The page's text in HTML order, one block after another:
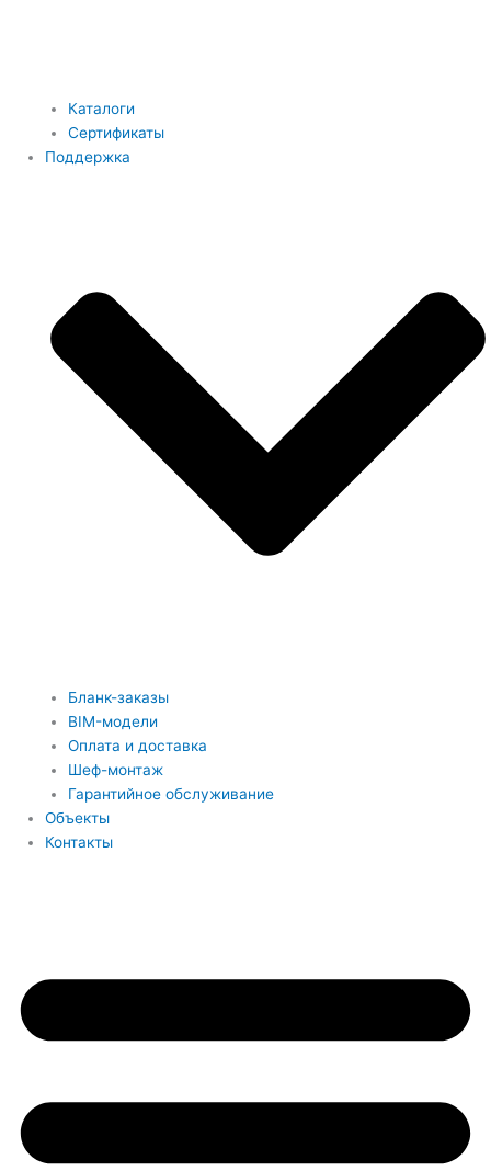
Каталоги
Сертификаты
Поддержка
Бланк-заказы
BIM-модели
Оплата и доставка
Шеф-монтаж
Гарантийное обслуживание
Объекты
Контакты